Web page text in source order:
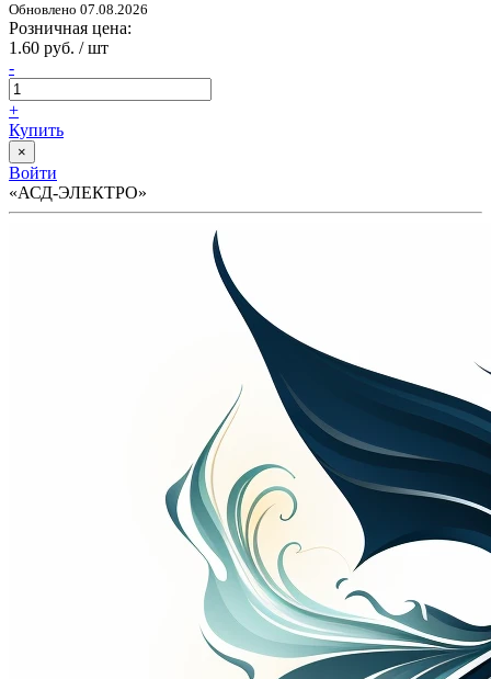
Обновлено 07.08.2026
Розничная цена:
1.60 руб. / шт
-
+
Купить
×
Войти
«АСД-ЭЛЕКТРО»